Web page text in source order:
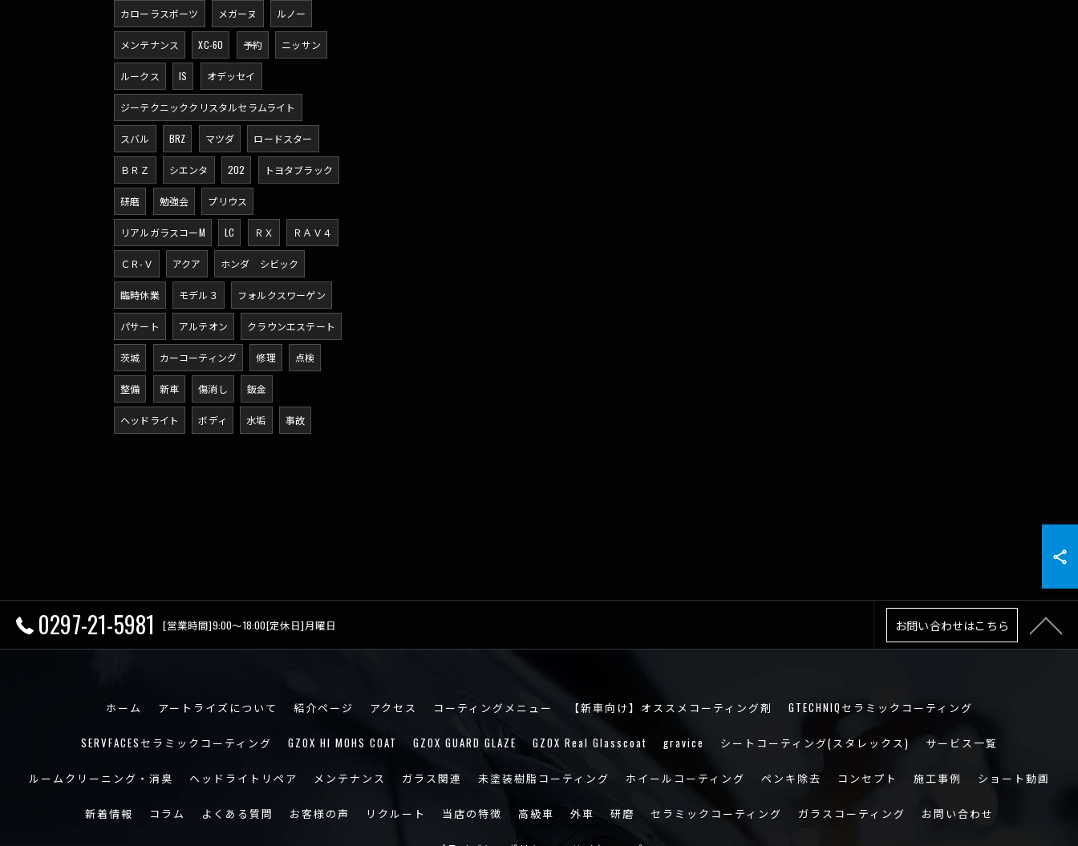
カローラスポーツ メガーヌ ルノー
メンテナンス XC-60 予約 ニッサン
ルークス IS オデッセイ
ジーテクニッククリスタルセラムライト
スバル BRZ マツダ ロードスター
ＢＲＺ シエンタ 202 トヨタブラック
研磨 勉強会 プリウス
リアルガラスコーM LC ＲＸ ＲＡＶ４
ＣＲ-Ｖ アクア ホンダ シビック
臨時休業 モデル３ フォルクスワーゲン
パサート アルテオン クラウンエステート
茨城 カーコーティング 修理 点検
整備 新車 傷消し 鈑金
ヘッドライト ボディ 水垢 事故
0297-21-5981 [営業時間]9:00～18:00[定休日]月曜日 お問い合わせはこちら
ホーム アートライズについて 紹介ページ アクセス コーティングメニュー 【新車向け】オススメコーティング剤 GTECHNIQセラミックコーティング
SERVFACESセラミックコーティング GZOX HI MOHS COAT GZOX GUARD GLAZE GZOX Real Glasscoat gravice シートコーティング(スタレックス) サービス一覧
ルームクリーニング・消臭 ヘッドライトリペア メンテナンス ガラス関連 未塗装樹脂コーティング ホイールコーティング ペンキ除去 コンセプト 施工事例 ショート動画
新着情報 コラム よくある質問 お客様の声 リクルート 当店の特徴 高級車 外車 研磨 セラミックコーティング ガラスコーティング お問い合わせ